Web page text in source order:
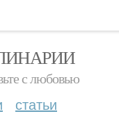
с любовью
статьи